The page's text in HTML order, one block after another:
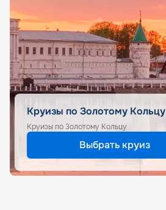
Круизы по Золотому Кольцу
Круизы по Золотому Кольцу
Выбрать круиз